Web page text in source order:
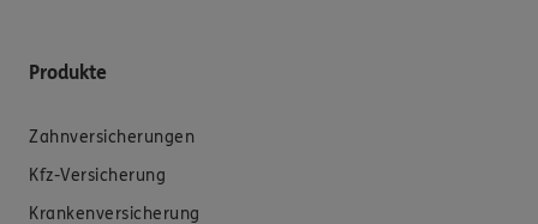
Produkte
Zahnversicherungen
Kfz-Versicherung
Krankenversicherung